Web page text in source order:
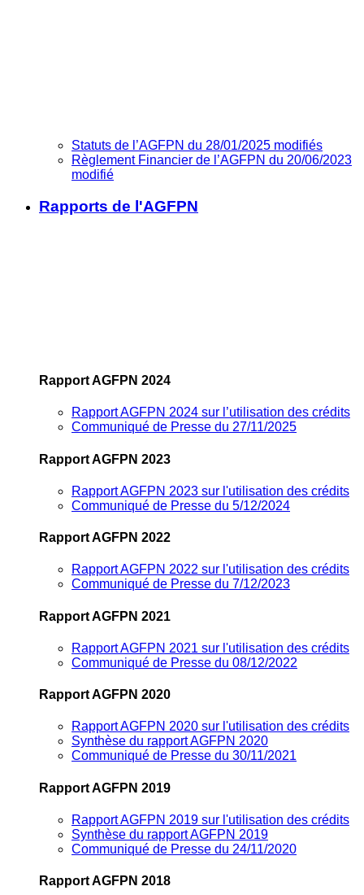
Statuts de l’AGFPN du 28/01/2025 modifiés
Règlement Financier de l’AGFPN du 20/06/2023
modifié
Rapports de l'AGFPN
Rapport AGFPN 2024
Rapport AGFPN 2024 sur l’utilisation des crédits
Communiqué de Presse du 27/11/2025
Rapport AGFPN 2023
Rapport AGFPN 2023 sur l'utilisation des crédits
Communiqué de Presse du 5/12/2024
Rapport AGFPN 2022
Rapport AGFPN 2022 sur l'utilisation des crédits
Communiqué de Presse du 7/12/2023
Rapport AGFPN 2021
Rapport AGFPN 2021 sur l'utilisation des crédits
Communiqué de Presse du 08/12/2022
Rapport AGFPN 2020
Rapport AGFPN 2020 sur l'utilisation des crédits
Synthèse du rapport AGFPN 2020
Communiqué de Presse du 30/11/2021
Rapport AGFPN 2019
Rapport AGFPN 2019 sur l'utilisation des crédits
Synthèse du rapport AGFPN 2019
Communiqué de Presse du 24/11/2020
Rapport AGFPN 2018